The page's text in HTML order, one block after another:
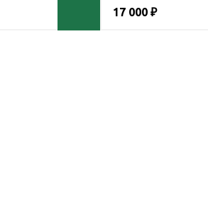
17 000 ₽